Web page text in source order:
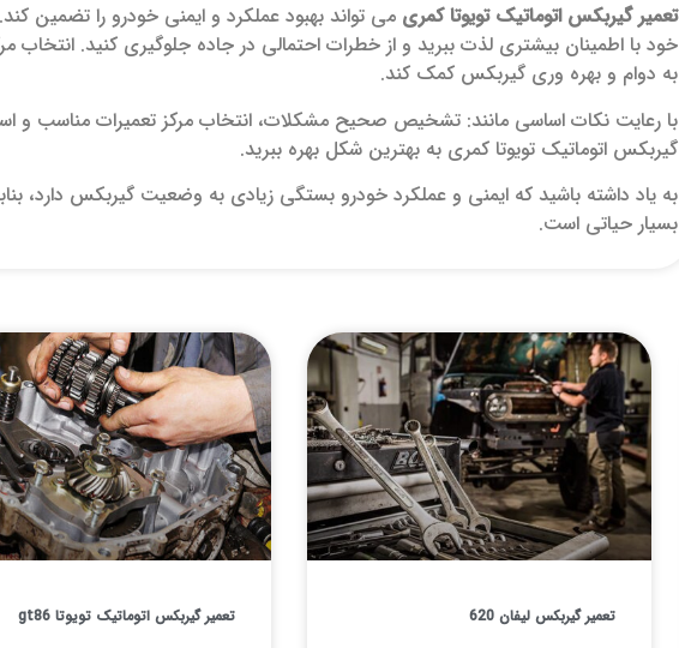
تعمیر گیربکس اتوماتیک تویوتا کمری می‌ تواند بهبود عملکرد و ایمنی خودرو را تضمین
خود با اطمینان بیشتری لذت ببرید و از خطرات احتمالی در جاده جلوگیری کنید. انتخاب
به دوام و بهره‌ وری گیربکس کمک کند.
با رعایت نکات اساسی مانند: تشخیص صحیح مشکلات، انتخاب مرکز تعمیرات مناسب و
گیربکس اتوماتیک تویوتا کمری به بهترین شکل بهره ببرید.
به یاد داشته باشید که ایمنی و عملکرد خودرو بستگی زیادی به وضعیت گیربکس دارد،
بسیار حیاتی است.
تعمیر گیربکس لیفان 620 تعمیر گیربکس اتوماتیک تویوتا gt86